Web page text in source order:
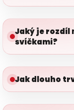
Jaký je rozdíl
svíčkami?
Jak dlouho